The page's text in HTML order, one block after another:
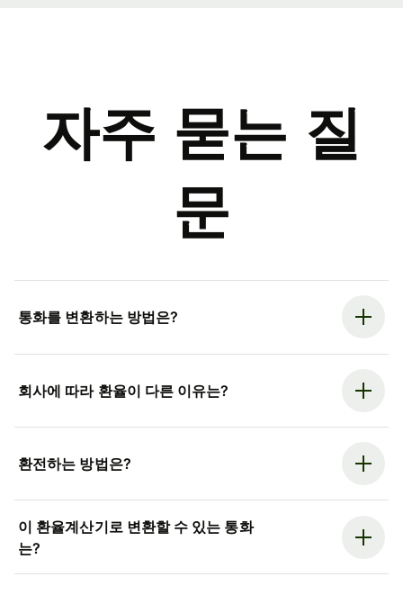
자주 묻는 질
문
통화를 변환하는 방법은?
회사에 따라 환율이 다른 이유는?
환전하는 방법은?
이 환율계산기로 변환할 수 있는 통화
는?